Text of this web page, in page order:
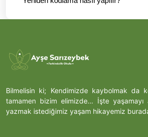
Bilmelisin ki; Kendimizde kaybolmak da
tamamen bizim elimizde… İşte yaşamayı
yazmak istediğimiz yaşam hikayemiz